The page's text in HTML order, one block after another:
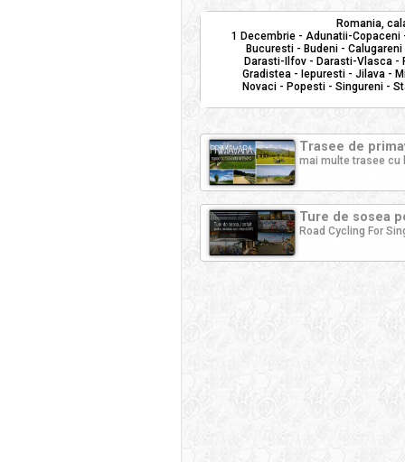
Romania,
1 Decembrie - Adunatii-
Bucuresti - Budeni -
Darasti-Ilfov - Darasti-Vlasca -
Gradistea - Iepuresti - Jilava -
Novaci - Popesti - Singureni -
Trasee de
mai multe trasee cu
Ture de sosea
Road Cycling For